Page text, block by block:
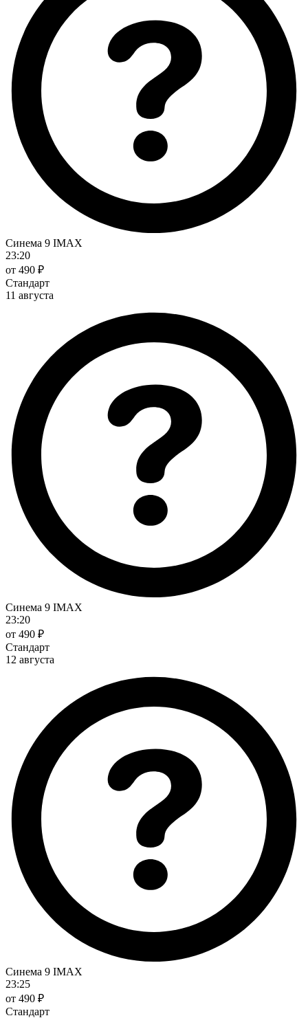
Синема 9 IMAX
23:20
от 490 ₽
Стандарт
11 августа
Синема 9 IMAX
23:20
от 490 ₽
Стандарт
12 августа
Синема 9 IMAX
23:25
от 490 ₽
Стандарт